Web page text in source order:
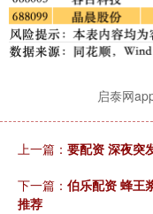
启泰网
上一篇： 要配资 深夜突
下一篇： 伯乐配资 蜂王
推荐